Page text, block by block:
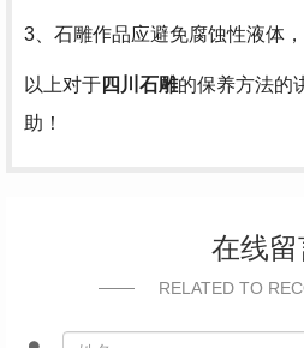
3、石雕作品应避免腐蚀性液体，
以上对于四川石雕的保养方法的
助！
在线留
RELATED TO